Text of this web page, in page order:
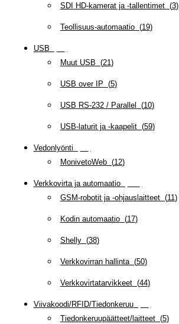
SDI HD-kamerat ja -tallentimet(3)
Teollisuus-automaatio(19)
USB
Muut USB (21)
USB over IP (5)
USB RS-232 / Parallel (10)
USB-laturit ja -kaapelit(59)
Vedonlyönti
MonivetoWeb(12)
Verkkovirta ja automaatio(
GSM-robotit ja -ohjauslaitteet(11)
Kodin automaatio(17)
Shelly(38)
Verkkovirran hallinta(50)
Verkkovirtatarvikkeet(44)
Viivakoodi/RFID/Tiedonkeruu(
Tiedonkeruupäätteet/laitteet(5)